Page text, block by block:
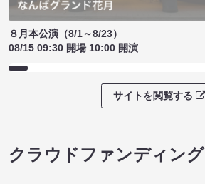
８月本公演（8/1～8/23）
08/15 09:30 開場 10:00 開演
サイトを閲覧する
クラウドファンディング